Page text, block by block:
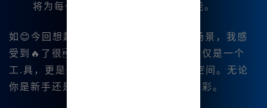
将为每一个用户提供无限的创作可能。
如😊今回想起刚开始使用Midjourney的场景，我感
受到🔥了很大的成长。这个平台，不仅仅是一个
工.具，更是一个让我实现艺术梦想的空间。无论
你是新手还是老手，这里都有属于你的精彩。